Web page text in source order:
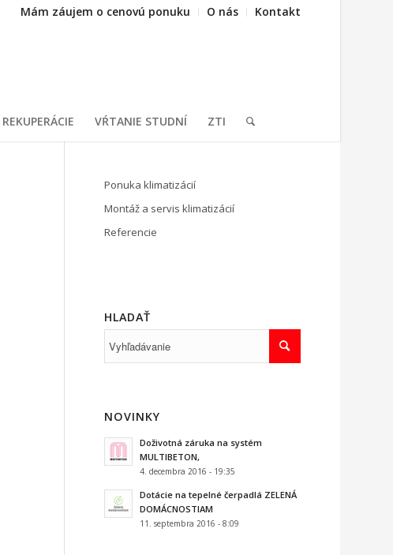
Mám záujem o cenovú ponuku O nás Kontakt
REKUPERÁCIE VŔTANIE STUDNÍ ZTI
Ponuka klimatizácií
Montáž a servis klimatizácií
Referencie
HLADAŤ
NOVINKY
Doživotná záruka na systém
MULTIBETON,
4. decembra 2016 - 19:35
Dotácie na tepelné čerpadlá ZELENÁ
DOMÁCNOSTIAM
11. septembra 2016 - 8:09